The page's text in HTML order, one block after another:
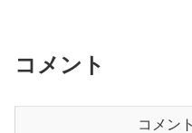
コメント
コメン